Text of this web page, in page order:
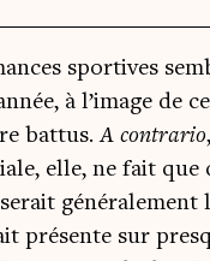
spor­tives
à l’image de
bat­tus.A contra­rio
elle, ne fait que
géné­ra­le­ment
pré­sente sur